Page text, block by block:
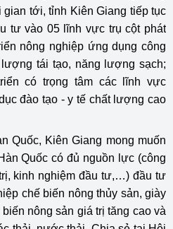
gian tới, tỉnh Kiên Giang tiếp tục
tư vào 05 lĩnh vực trụ cột phát
nông nghiệp ứng dụng công
tái tạo, năng lượng sạch;
có trọng tâm các lĩnh vực
đào tạo - y tế chất lượng cao
Quốc, Kiên Giang mong muốn
Quốc có đủ nguồn lực (công
kinh nghiệm đầu tư,…) đầu tư
chế biến nông thủy sản, giày
nông sản giá trị tăng cao và